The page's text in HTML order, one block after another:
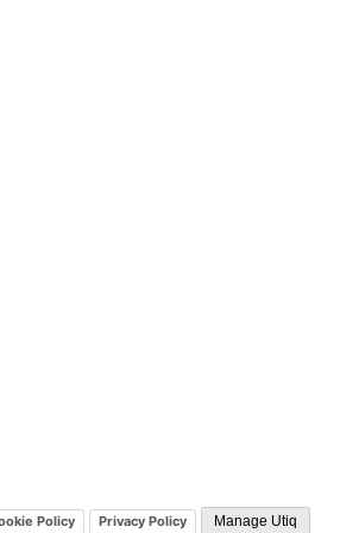
Policy Privacy Policy Manage Utiq